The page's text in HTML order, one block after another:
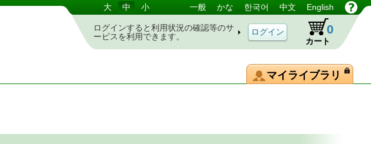
大 中 小 一般 かな 한국어 中文 English
ログインすると利用状況の確認等のサ
ービスを利用できます。
カート
0
マイライブラリ